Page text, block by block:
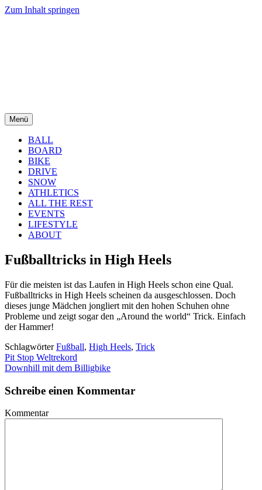
Zum Inhalt springen
Menü
BALL
BOARD
BIKE
DRIVE
SNOW
ATHLETICS
ALL THE REST
EVENTS
LIFESTYLE
ABOUT
Fußballtricks in High Heels
Für die meisten ist das Laufen in High Heels schon eine Qual.
Fußballtricks in High Heels scheinen da ausgeschlossen. Doch
dieses junge Mädchen jongliert mit den hohen Schuhen ohne
Probleme und zeigt sogar den „Around the world“ Trick. Einfach
der Hammer!
SchlagwörterFußball, High Heels, Trick
Pit Stop Weltrekord
Downhill mit dem Billigbike
Schreibe einen Kommentar
Kommentar